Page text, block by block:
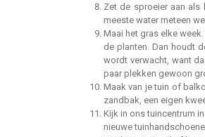
Zet de sproeier aan
meeste water meteen
Maai het gras elke
de planten. Dan houdt
wordt verwacht, want
paar plekken gewoon
Maak van je tuin of
zandbak, een eigen
Kijk in ons tuincentrum
nieuwe